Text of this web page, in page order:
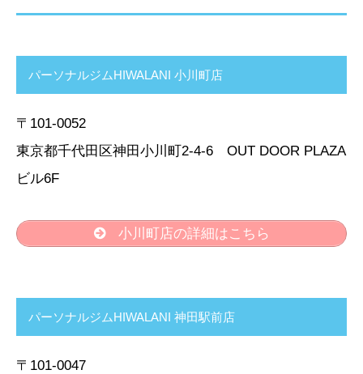
パーソナルジムHIWALANI 小川町店
〒101-0052
東京都千代田区神田小川町2-4-6 OUT DOOR PLAZA
ビル6F
小川町店の詳細はこちら
パーソナルジムHIWALANI 神田駅前店
〒101-0047